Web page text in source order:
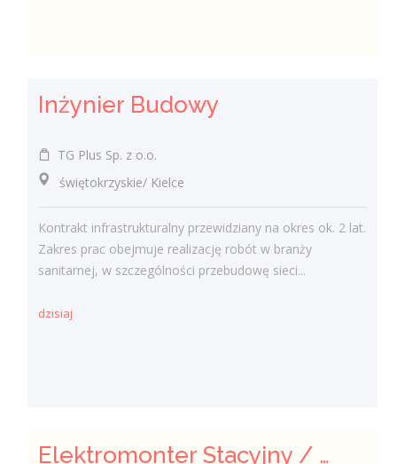
Inżynier Budowy
TG Plus Sp. z o.o.
świętokrzyskie/ Kielce
Kontrakt infrastrukturalny przewidziany na okres ok. 2 lat.
Zakres prac obejmuje realizację robót w branży
sanitarnej, w szczególności przebudowę sieci...
dzisiaj
Elektromonter Stacyjny / Elektromonterka Stacyjna (K/M)